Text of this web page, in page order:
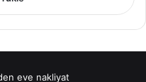
eve nakliyat